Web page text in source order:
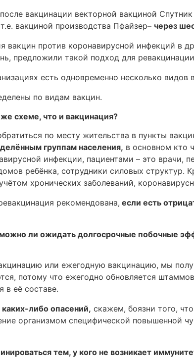
вакцинации векторной вакциной
вакциной производства Пфайзер– через
вакцин против коронавирусной инфекций в
предложили такой подход для
есть одновременно несколько видов
по видам вакцин.
схеме, что и вакцинация?
по месту жительства в пункты
группам населения, в основном кто
инфекции, пациентами – это врачи,
ребёнка, сотрудники силовых структур.
хронических заболеваний,
рекомендована, если есть
ли ожидать долгосрочные побочные
или ежегодную вакцинацию, мы
потому что ежегодно обновляется
в её составе.
либо опасений, скажем, боязни того,
организмом специфической повышенной
тем, у кого не возникает